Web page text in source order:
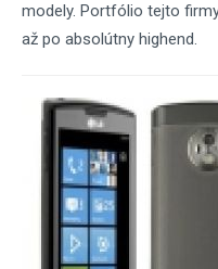
modely. Portfólio tejto
až po absolútny highend.